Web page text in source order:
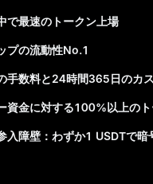
で最速のトークン上場
プの流動性No.1
手数料と24時間365日のカ
資金に対する100%以上の
入障壁：わずか1 USDTで暗